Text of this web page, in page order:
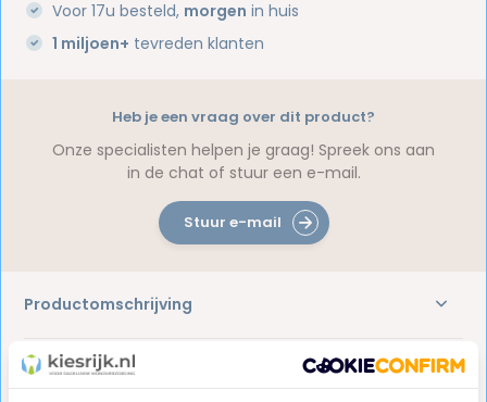
Voor 17u besteld, morgen in huis
1 miljoen+ tevreden klanten
Productomschrijving
Reviews
Heb je een vraag over dit product?
Onze specialisten helpen je graag! Spreek ons aan
in de chat of stuur een e-mail.
Stuur e-mail